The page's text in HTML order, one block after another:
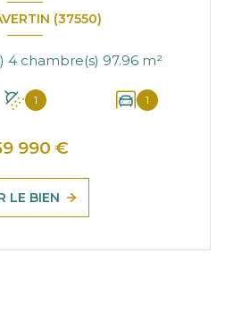
(37550)
Maison 5 pièce(s) 4 chambre(s) 97.96 m²
1 1
990 €
LE BIEN